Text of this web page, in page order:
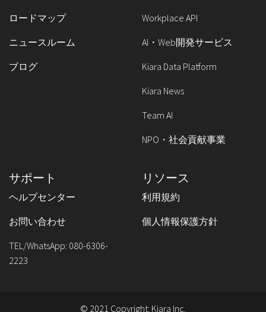
ロードマップ
ニュースルーム
ブログ
Workplace API
AI・Web開発サービス
Kiara Data Platform
Kiara News
Team AI
NPO・社会貢献事業
サポート
ヘルプセンター
お問い合わせ
TEL/WhatsApp: 080-6306-
2223
リソース
利用規約
個人情報保護方針
© 2021 Copyright: Kiara Inc.